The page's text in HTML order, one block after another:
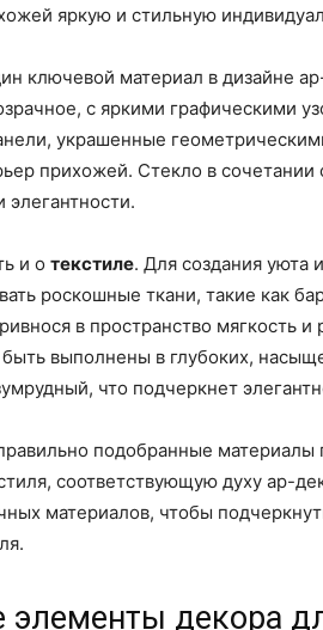
яркую и стильную
ключевой материал в дизайне
с яркими графическими
украшенные
прихожей. Стекло в
и о текстиле. Для создания уюта
роскошные ткани, такие как
в пространство мягкость
быть выполнены в глубоких,
что подчеркнет
подобранные материалы
соответствующую духу ар-
материалов, чтобы
декора